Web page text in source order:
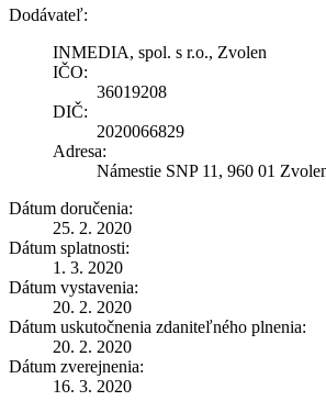
Dodávateľ:
INMEDIA, spol. s r.o., Zvolen
IČO:
36019208
DIČ:
2020066829
Adresa:
Námestie SNP 11, 960 01
Dátum doručenia:
25. 2. 2020
Dátum splatnosti:
1. 3. 2020
Dátum vystavenia:
20. 2. 2020
Dátum uskutočnenia zdaniteľného plnenia:
20. 2. 2020
Dátum zverejnenia:
16. 3. 2020